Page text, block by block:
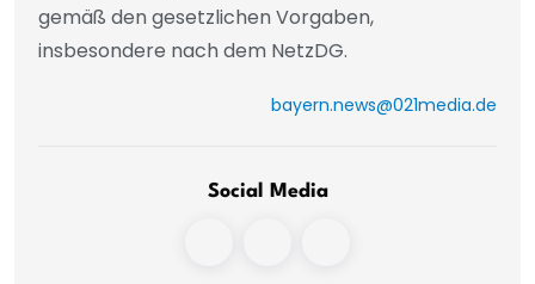
gemäß den gesetzlichen Vorgaben,
insbesondere nach dem NetzDG.
bayern.news@021media.de
Social Media